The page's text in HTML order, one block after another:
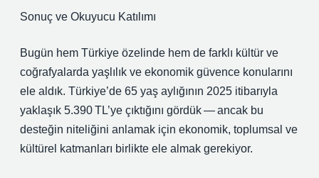
Sonuç ve Okuyucu Katılımı
Bugün hem Türkiye özelinde hem de farklı kültür ve
coğrafyalarda yaşlılık ve ekonomik güvence konularını
ele aldık. Türkiye’de 65 yaş aylığının 2025 itibarıyla
yaklaşık 5.390 TL’ye çıktığını gördük — ancak bu
desteğin niteliğini anlamak için ekonomik, toplumsal ve
kültürel katmanları birlikte ele almak gerekiyor.